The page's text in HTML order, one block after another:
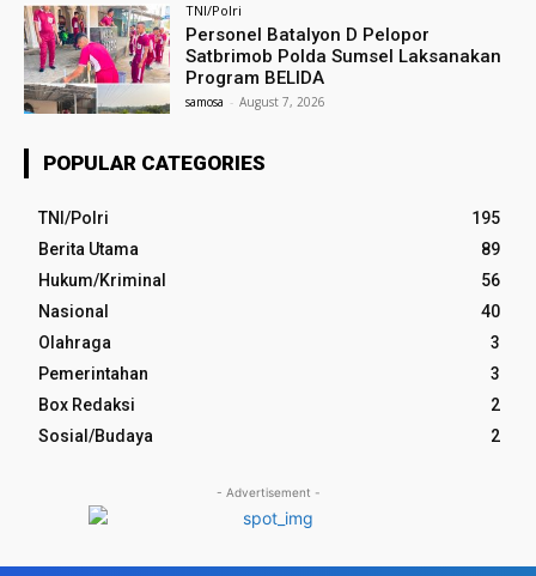
TNI/Polri
Personel Batalyon D Pelopor
Satbrimob Polda Sumsel Laksanakan
Program BELIDA
samosa - August 7, 2026
POPULAR CATEGORIES
TNI/Polri
195
Berita Utama
89
Hukum/Kriminal
56
Nasional
40
Olahraga
3
Pemerintahan
3
Box Redaksi
2
Sosial/Budaya
2
- Advertisement -